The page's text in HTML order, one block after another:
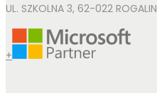
UL. SZKOLNA 3, 62-022 ROGALIN
+